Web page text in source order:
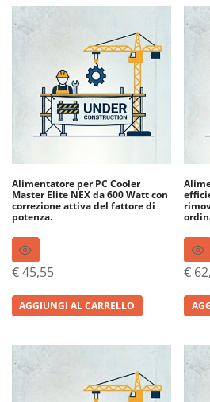
Alimentatore per PC Cooler
Master Elite NEX da 600 Watt con
correzione attiva del fattore di
potenza.
€45,55
AGGIUNGI AL CARRELLO
€